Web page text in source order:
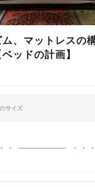
、マットレスの
ッドの計画】
サイズ